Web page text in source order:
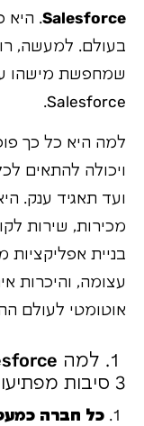
Salesforce
בעולם. למעשה,
Salesforce.
למה היא כל כך
ויכולה להתאים
ועד תאגיד ענק.
מכירות, שירות
בניית
עצומה, והיכרות
אוטומטי לעולם
3 סיבות מפתיעות!
כל חברה